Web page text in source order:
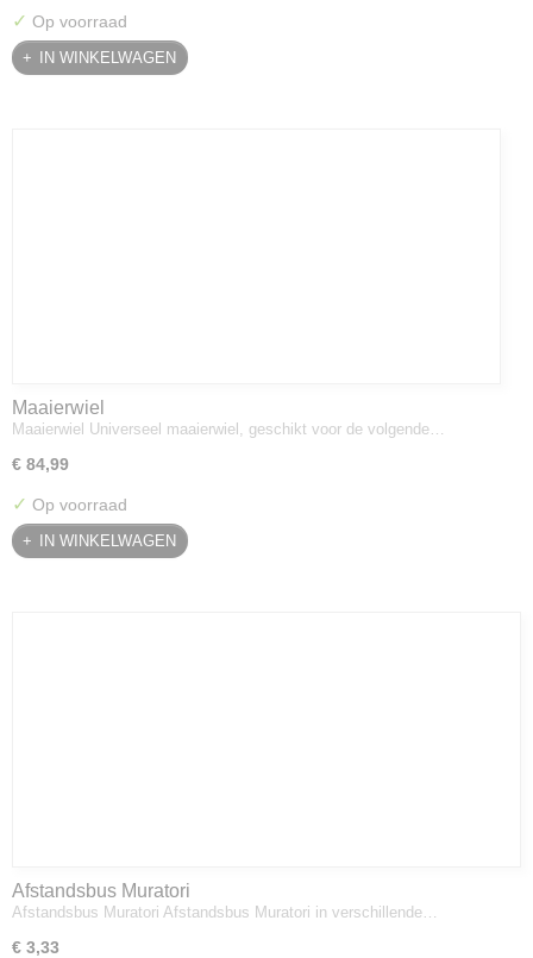
✓ Op voorraad
IN WINKELWAGEN
Maaierwiel
Maaierwiel Universeel maaierwiel, geschikt voor de volgende…
€ 84,99
✓ Op voorraad
IN WINKELWAGEN
Afstandsbus Muratori
Afstandsbus Muratori Afstandsbus Muratori in verschillende…
€ 3,33